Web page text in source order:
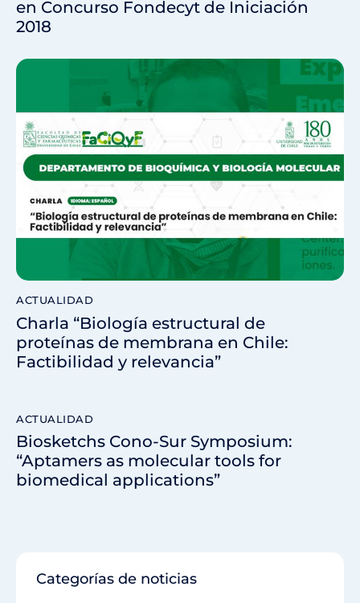
en Concurso Fondecyt de Iniciación
2018
ACTUALIDAD
Charla “Biología estructural de
proteínas de membrana en Chile:
Factibilidad y relevancia”
ACTUALIDAD
Biosketchs Cono-Sur Symposium:
“Aptamers as molecular tools for
biomedical applications”
Categorías de noticias